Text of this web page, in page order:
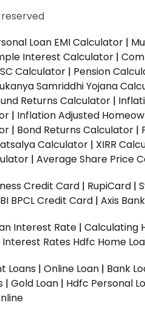
Loan EMI Calculator |
Interest Calculator |
Calculator | Pension
Samriddhi Yojana
Returns Calculator |
| Inflation Adjusted
| Bond Returns Calculator |
Calculator | XIRR
| Average Share Price
Credit Card | RupiCard |
BPCL Credit Card | Axis
Interest Rate | Calculating
Interest Rates Hdfc Home
Loans | Online Loan | Bank
| Gold Loan | Hdfc Personal